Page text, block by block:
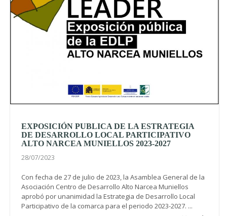
EXPOSICIÓN PUBLICA DE LA ESTRATEGIA
DE DESARROLLO LOCAL PARTICIPATIVO
ALTO NARCEA MUNIELLOS 2023-2027
28/07/2023
Con fecha de 27 de julio de 2023, la Asamblea General de la
Asociación Centro de Desarrollo Alto Narcea Muniellos
aprobó por unanimidad la Estrategia de Desarrollo Local
Participativo de la comarca para el periodo 2023-2027. ...